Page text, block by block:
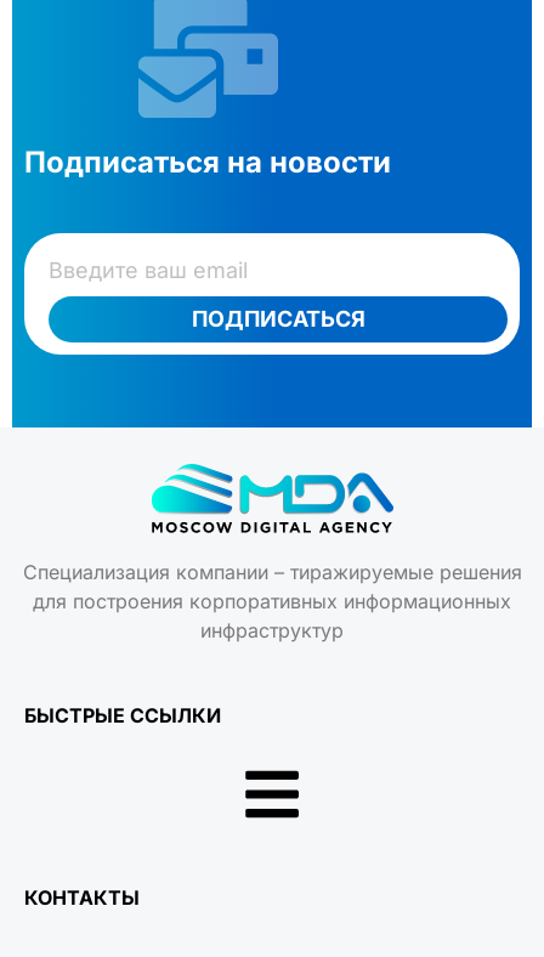
Подписаться на новости
ПОДПИСАТЬСЯ
Специализация компании – тиражируемые решения
для построения корпоративных информационных
инфраструктур
БЫСТРЫЕ ССЫЛКИ
КОНТАКТЫ